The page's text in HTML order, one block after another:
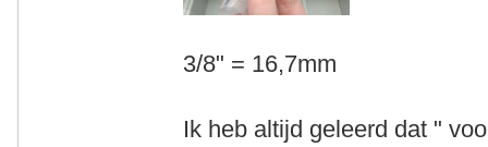
3/8" = 16,7mm
Ik heb altijd geleerd dat "